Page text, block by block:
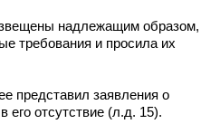
надлежащим образом,
требования и просила их
представил заявления о
его отсутствие (л.д. 15).